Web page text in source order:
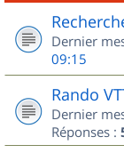
Dernier
09:15
Rando
Dernier
Réponses :